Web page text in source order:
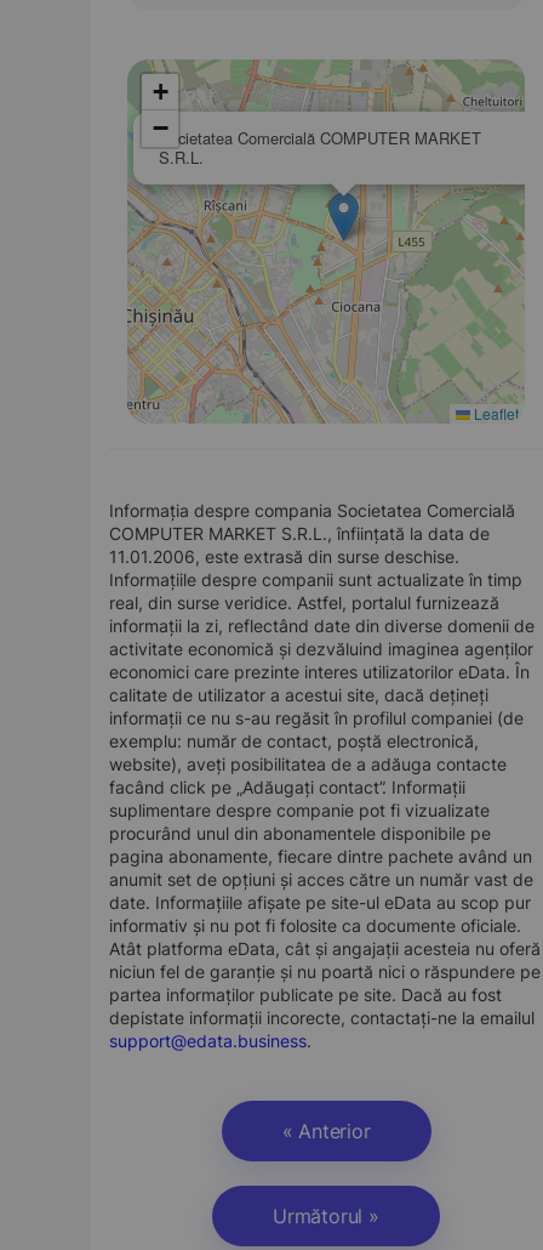
Societatea Comercială COMPUTER MARKET
S.R.L.
+
−
Leaflet
Informația despre compania Societatea Comercială
COMPUTER MARKET S.R.L., înființată la data de
11.01.2006, este extrasă din surse deschise.
Informațiile despre companii sunt actualizate în timp
real, din surse veridice. Astfel, portalul furnizează
informații la zi, reflectând date din diverse domenii de
activitate economică și dezvăluind imaginea agenților
economici care prezinte interes utilizatorilor eData. În
calitate de utilizator a acestui site, dacă dețineți
informații ce nu s-au regăsit în profilul companiei (de
exemplu: număr de contact, poștă electronică,
website), aveți posibilitatea de a adăuga contacte
facând click pe „Adăugați contact”. Informații
suplimentare despre companie pot fi vizualizate
procurând unul din abonamentele disponibile pe
pagina abonamente, fiecare dintre pachete având un
anumit set de opțiuni și acces către un număr vast de
date. Informațiile afișate pe site-ul eData au scop pur
informativ și nu pot fi folosite ca documente oficiale.
Atât platforma eData, cât și angajații acesteia nu oferă
niciun fel de garanție și nu poartă nici o răspundere pe
partea informaților publicate pe site. Dacă au fost
depistate informații incorecte, contactați-ne la emailul
support@edata.business.
« Anterior
Următorul »